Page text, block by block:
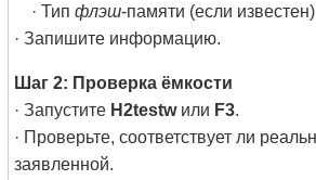
· Типфлэш-памяти (если известен)
· Запишите информацию.
Шаг 2: Проверка ёмкости
· Запустите H2testwили F3.
· Проверьте, соответствует ли
заявленной.